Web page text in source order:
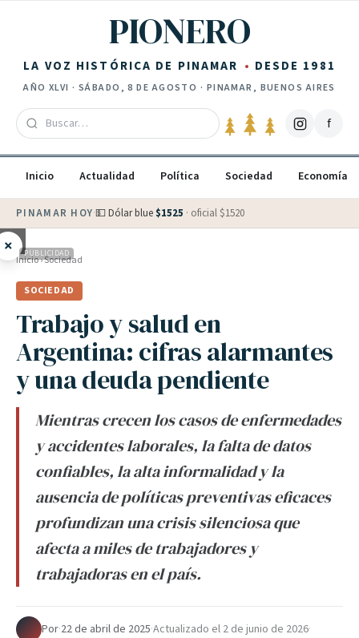
PIONERO
LA VOZ HISTÓRICA DE PINAMAR DESDE 1981
AÑO XLVI · SÁBADO, 8 DE AGOSTO · PINAMAR, BUENOS AIRES
f
Inicio Actualidad Política Sociedad Economía
PINAMAR HOY·💵 Dólar blue $1525 · oficial $1520
× PUBLICIDAD
Inicio›Sociedad
SOCIEDAD
Trabajo y salud en
Argentina: cifras alarmantes
y una deuda pendiente
Mientras crecen los casos de enfermedades
y accidentes laborales, la falta de datos
confiables, la alta informalidad y la
ausencia de políticas preventivas eficaces
profundizan una crisis silenciosa que
afecta a miles de trabajadores y
trabajadoras en el país.
Por·22 de abril de 2025·Actualizado el 2 de junio de 2026·